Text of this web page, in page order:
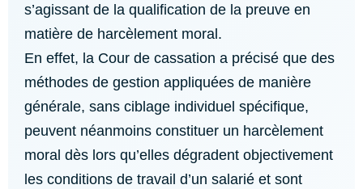
s’agissant de la qualification de la preuve en
matière de harcèlement moral.
En effet, la Cour de cassation a précisé que des
méthodes de gestion appliquées de manière
générale, sans ciblage individuel spécifique,
peuvent néanmoins constituer un harcèlement
moral dès lors qu’elles dégradent objectivement
les conditions de travail d’un salarié et sont